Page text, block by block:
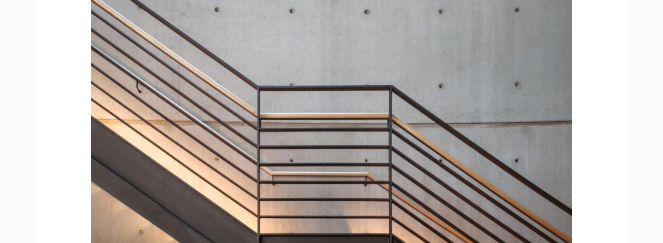
Treppenhausgestaltung:
Materialien
und
Stilrichtungen